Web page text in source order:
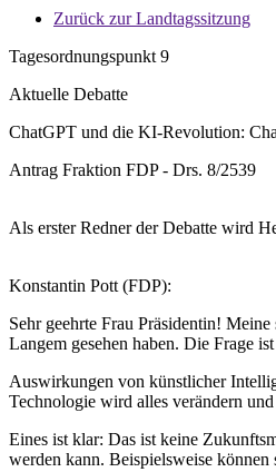
Zurück zur Landtagssitzung
Tagesordnungspunkt 9
Aktuelle Debatte
ChatGPT und die KI-Revolution:
Antrag Fraktion FDP - Drs. 8/2539
Als erster Redner der Debatte wird
Konstantin Pott (FDP):
Sehr geehrte Frau Präsidentin!
Langem gesehen haben. Die Frage
Auswirkungen von künstlicher
Technologie wird alles verändern
Eines ist klar: Das ist keine
werden kann. Beispielsweise